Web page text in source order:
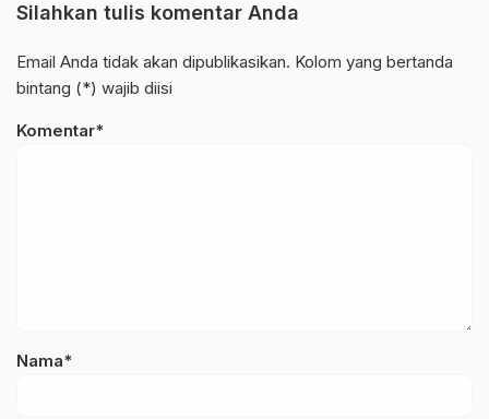
Silahkan tulis komentar Anda
Email Anda tidak akan dipublikasikan. Kolom yang bertanda
bintang (*) wajib diisi
Komentar*
Nama*